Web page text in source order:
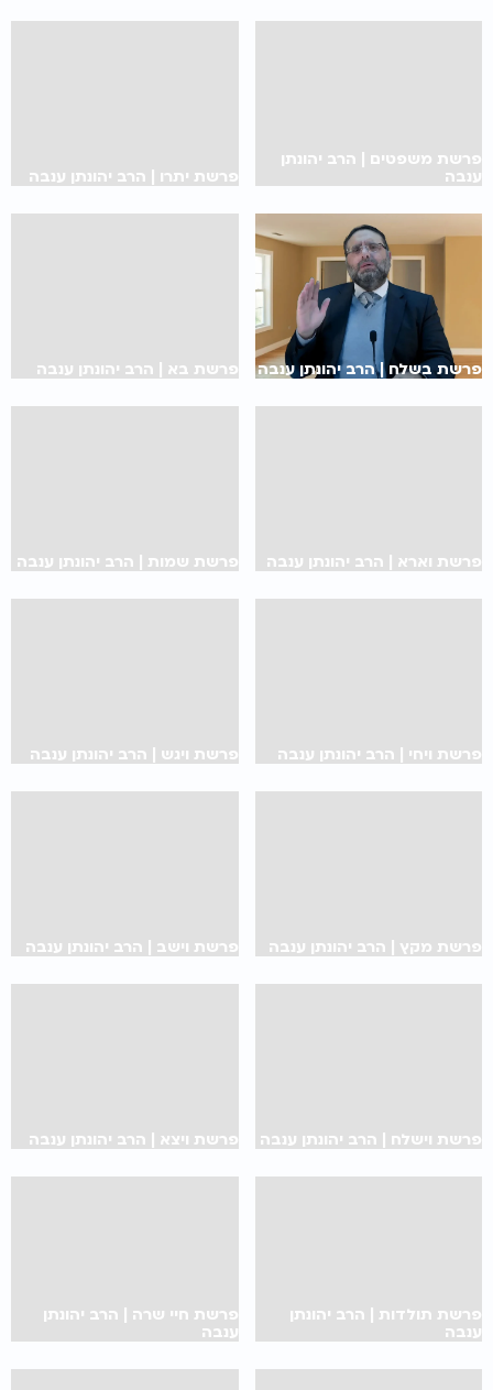
פרשת משפטים | הרב יהונתן
ענבה
פרשת יתרו | הרב יהונתן ענבה
פרשת בשלח | הרב יהונתן ענבה פרשת בא | הרב יהונתן ענבה
פרשת וארא | הרב יהונתן ענבה פרשת שמות | הרב יהונתן ענבה
פרשת ויחי | הרב יהונתן ענבה פרשת ויגש | הרב יהונתן ענבה
פרשת מקץ | הרב יהונתן ענבה פרשת וישב | הרב יהונתן ענבה
פרשת וישלח | הרב יהונתן ענבה פרשת ויצא | הרב יהונתן ענבה
פרשת תולדות | הרב יהונתן
ענבה
פרשת חיי שרה | הרב יהונתן
ענבה